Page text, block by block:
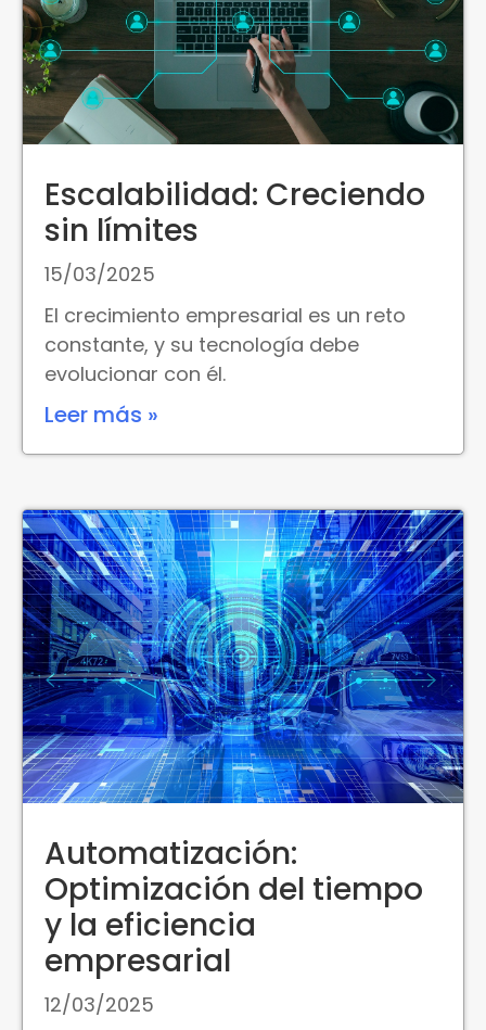
Escalabilidad: Creciendo
sin límites
15/03/2025
El crecimiento empresarial es un reto
constante, y su tecnología debe
evolucionar con él.
Leer más »
Automatización:
Optimización del tiempo
y la eficiencia
empresarial
12/03/2025